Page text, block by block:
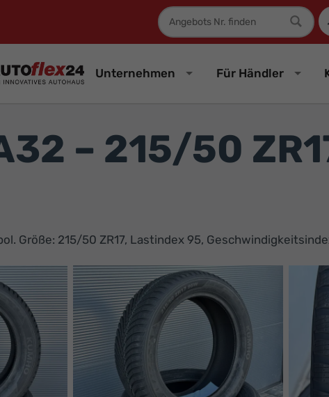
Fahrzeugnummer
Unternehmen Für Händler
– 215/50
Größe: 215/50 ZR17, Lastindex 95,